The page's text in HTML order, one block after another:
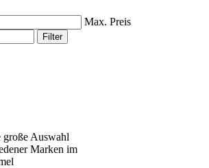
Max. Preis
Filter
große Auswahl
Marken im